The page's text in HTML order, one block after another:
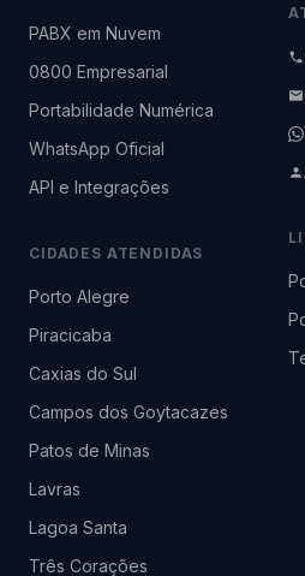
PABX em Nuvem
0800 Empresarial
Portabilidade Numérica
WhatsApp Oficial
API e Integrações
CIDADES ATENDIDAS
Porto Alegre
Piracicaba
Caxias do Sul
Campos dos Goytacazes
Patos de Minas
Lavras
Lagoa Santa
Três Corações